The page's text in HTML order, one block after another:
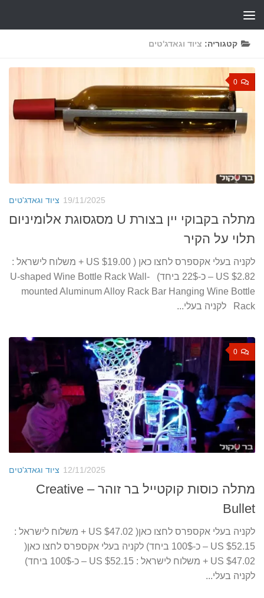
קטגוריה: ציוד וגאדג'טים
0
ציוד וגאדג'טים 19/11/2025
מתלה בקבוקי יין בצורת U מסגסוגת אלומיניום
תלוי על הקיר
לקניה בעלי אקספרס לחצו כאן ( US $19.00 + משלוח לישראל :
US $2.82 – כ-22$ ביחד) U-shaped Wine Bottle Rack Wall-
mounted Aluminum Alloy Rack Bar Hanging Wine Bottle
Rack לקניה בעלי...
0
ציוד וגאדג'טים 12/11/2025
מתלה כוסות קוקטייל בר זוהר – Creative
Bullet
לקניה בעלי אקספרס לחצו כאן( US $47.02 + משלוח לישראל :
US $52.15 – כ-100$ ביחד) לקניה בעלי אקספרס לחצו כאן(
US $47.02 + משלוח לישראל : US $52.15 – כ-100$ ביחד)
לקניה בעלי...